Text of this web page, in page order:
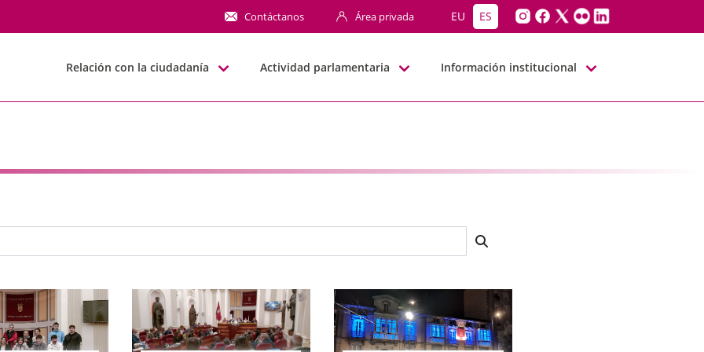
Contáctanos Área privada EU ES
Relación con la ciudadanía Actividad parlamentaria Información institucional
búsqueda